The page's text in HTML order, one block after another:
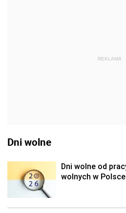
REKLAMA
Dni wolne
Dni wolne od
wolnych w